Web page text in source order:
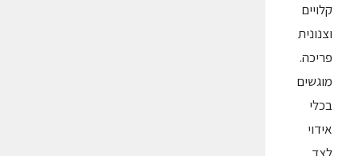
קלויים
וצנונית
פריכה.
מוגשים
בכלי
אידוי